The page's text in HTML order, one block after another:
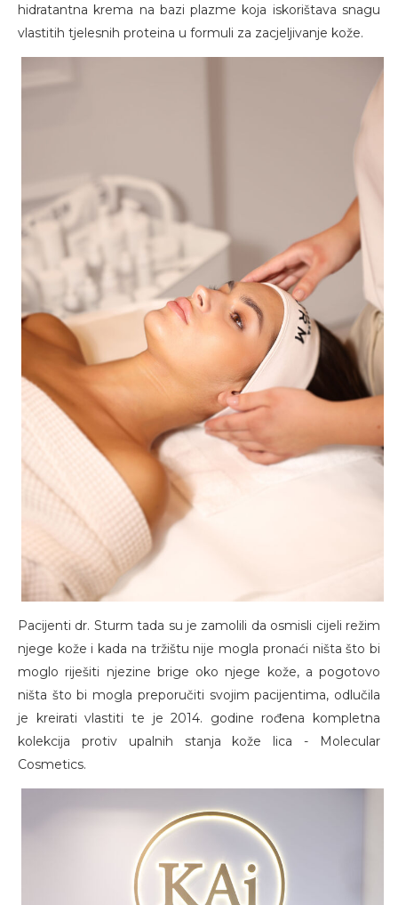
hidratantna krema na bazi plazme koja iskorištava snagu
vlastitih tjelesnih proteina u formuli za zacjeljivanje kože.
Pacijenti dr. Sturm tada su je zamolili da osmisli cijeli režim
njege kože i kada na tržištu nije mogla pronaći ništa što bi
moglo riješiti njezine brige oko njege kože, a pogotovo
ništa što bi mogla preporučiti svojim pacijentima, odlučila
je kreirati vlastiti te je 2014. godine rođena kompletna
kolekcija protiv upalnih stanja kože lica - Molecular
Cosmetics.